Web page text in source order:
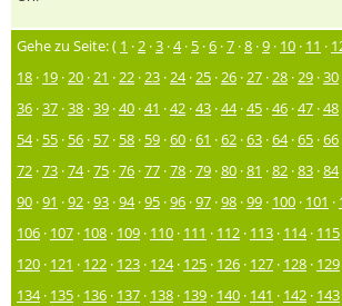
Gehe zu Seite: ( 1 ·2 ·3 ·4· 5 ·6 ·7 ·8 ·9 · 10 · 11 ·
18 · 19 ·20 ·21 ·22 ·23 ·24·25 ·26 ·27 ·28 ·29 ·30
36 ·37 ·38 ·39 ·40 ·41 ·42 ·43 ·44·45 ·46 ·47 ·48
54· 55 · 56 · 57 · 58 · 59 ·60 ·61 ·62 ·63 ·64·65 ·66
72 ·73 ·74·75 ·76 ·77 ·78 ·79 ·80 ·81 ·82 ·83 ·84
90 ·91 ·92 ·93 ·94·95 ·96 ·97 ·98 ·99 · 100 · 101 ·
106 · 107 · 108 · 109 · 110 · 111 · 112 · 113 · 114· 115
120 · 121 · 122 · 123 · 124· 125 · 126 · 127 · 128 · 129
134· 135 · 136 · 137 · 138 · 139 · 140 · 141 · 142 · 143